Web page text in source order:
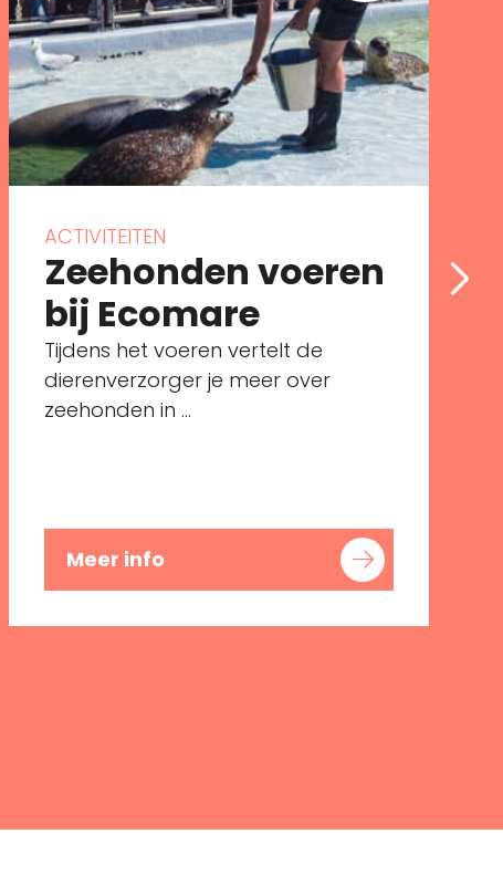
ACTIVITEITEN
Zeehonden voeren
bij Ecomare
Tijdens het voeren vertelt de
dierenverzorger je meer over
zeehonden in ...
Meer info